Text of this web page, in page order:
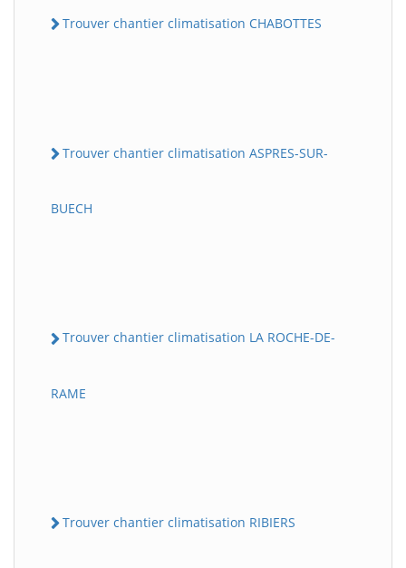
Trouver chantier climatisation CHABOTTES
Trouver chantier climatisation ASPRES-SUR-
BUECH
Trouver chantier climatisation LA ROCHE-DE-
RAME
Trouver chantier climatisation RIBIERS